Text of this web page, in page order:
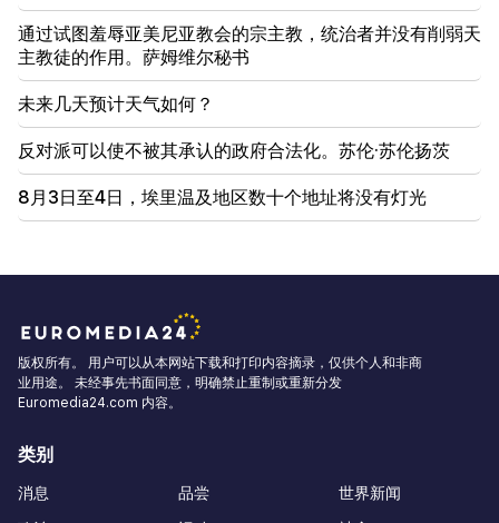
通过试图羞辱亚美尼亚教会的宗主教，统治者并没有削弱天
主教徒的作用。萨姆维尔秘书
未来几天预计天气如何？
反对派可以使不被其承认的政府合法化。苏伦·苏伦扬茨
8月3日至4日，埃里温及地区数十个地址将没有灯光
版权所有。 用户可以从本网站下载和打印内容摘录，仅供个人和非商
业用途。 未经事先书面同意，明确禁止重制或重新分发
Euromedia24.com 内容。
类别
消息
品尝
世界新闻